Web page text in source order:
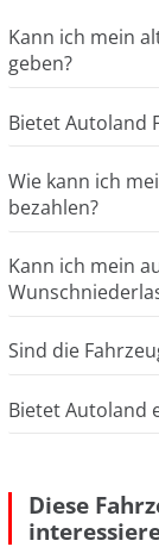
Kann ich mein
geben?
Bietet Autoland
Wie kann ich
bezahlen?
Kann ich mein
Sind die
Bietet Autoland
Diese